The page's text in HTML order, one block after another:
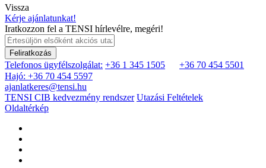
Vissza
Kérje ajánlatunkat!
Iratkozzon fel a TENSI hírlevélre, megéri!
Feliratkozás
Telefonos ügyfélszolgálat: +36 1 345 1505
+36 70 454 5501
Hajó: +36 70 454 5597
ajanlatkeres@tensi.hu
TENSI CIB kedvezmény rendszer Utazási Feltételek
Oldaltérkép